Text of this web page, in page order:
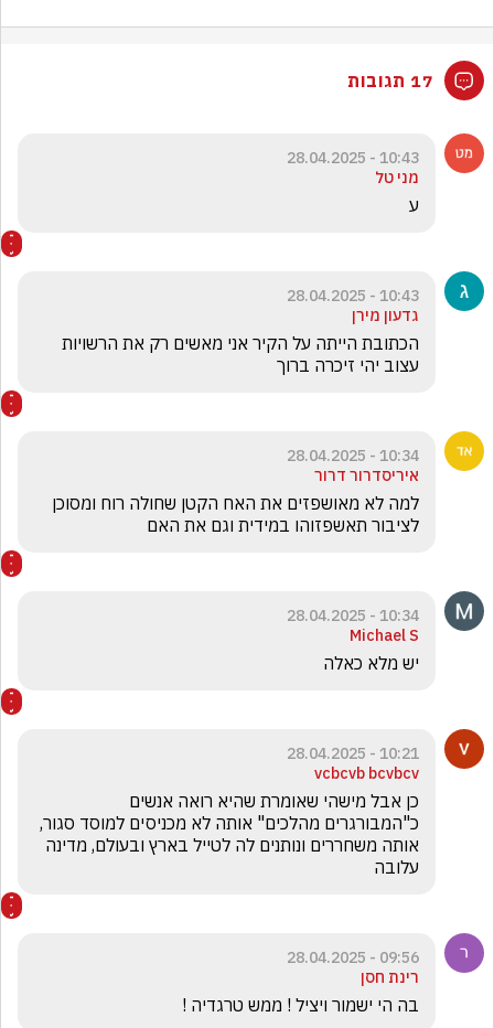
17 תגובות
10:43 - 28.04.2025
מני טל
ע
10:43 - 28.04.2025
גדעון מירן
עצוב יהי זיכרה ברוך
10:34 - 28.04.2025
איריסדרור דרור
לציבור תאשפזוהו במידית וגם את האם
10:34 - 28.04.2025
Michael S
יש מלא כאלה
10:21 - 28.04.2025
vcbcvb bcvbcv
עלובה
09:56 - 28.04.2025
רינת חסן
בה הי ישמור ויציל ! ממש טרגדיה !